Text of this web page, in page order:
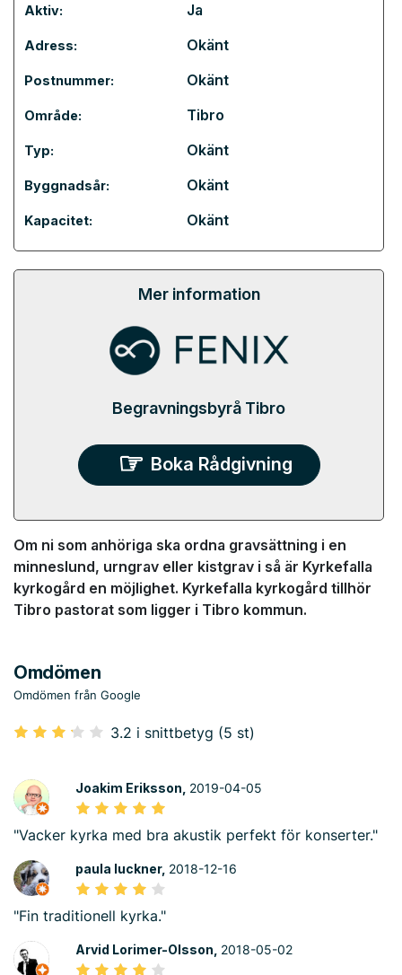
Aktiv: Ja
Adress: Okänt
Postnummer: Okänt
Område: Tibro
Typ: Okänt
Byggnadsår: Okänt
Kapacitet: Okänt
Mer information
Begravningsbyrå Tibro
Boka Rådgivning
Om ni som anhöriga ska ordna gravsättning i en
minneslund, urngrav eller kistgrav i så är Kyrkefalla
kyrkogård en möjlighet. Kyrkefalla kyrkogård tillhör
Tibro pastorat som ligger i Tibro kommun.
Omdömen
Omdömen från Google
3.2 i snittbetyg (5 st)
Joakim Eriksson, 2019-04-05
"Vacker kyrka med bra akustik perfekt för konserter."
paula luckner, 2018-12-16
"Fin traditionell kyrka."
Arvid Lorimer-Olsson, 2018-05-02